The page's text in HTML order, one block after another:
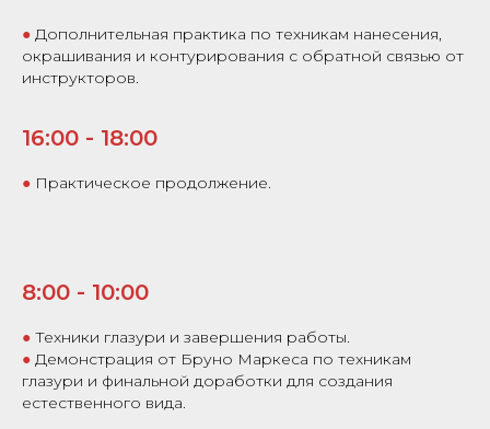
● Дополнительная практика по техникам нанесения,
окрашивания и контурирования с обратной связью от
инструкторов.
16:00 - 18:00
● Практическое продолжение.
8:00 - 10:00
● Техники глазури и завершения работы.
● Демонстрация от Бруно Маркеса по техникам
глазури и финальной доработки для создания
естественного вида.